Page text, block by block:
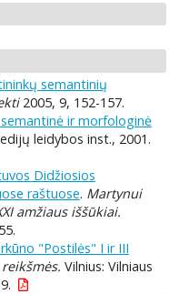
semantinių
2005, 9, 152-157.
ir morfologinė
leidybos inst., 2001.
Didžiosios
raštuose. Martynui
amžiaus iššūkiai.
"Postilės" I ir III
Vilnius: Vilniaus